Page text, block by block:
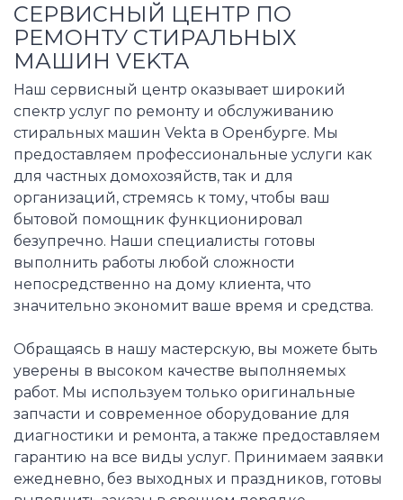
СЕРВИСНЫЙ ЦЕНТР ПО
РЕМОНТУ СТИРАЛЬНЫХ
МАШИН VEKTA
Наш сервисный центр оказывает широкий
спектр услуг по ремонту и обслуживанию
стиральных машин Vekta в Оренбурге. Мы
предоставляем профессиональные услуги как
для частных домохозяйств, так и для
организаций, стремясь к тому, чтобы ваш
бытовой помощник функционировал
безупречно. Наши специалисты готовы
выполнить работы любой сложности
непосредственно на дому клиента, что
значительно экономит ваше время и средства.
Обращаясь в нашу мастерскую, вы можете быть
уверены в высоком качестве выполняемых
работ. Мы используем только оригинальные
запчасти и современное оборудование для
диагностики и ремонта, а также предоставляем
гарантию на все виды услуг. Принимаем заявки
ежедневно, без выходных и праздников, готовы